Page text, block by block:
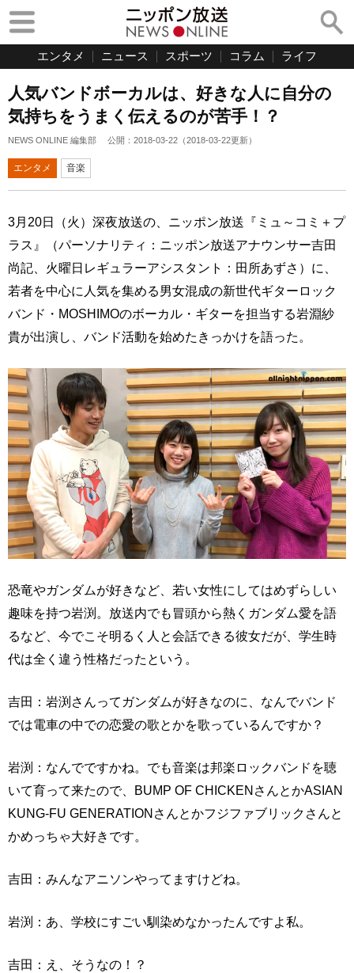
エンタメ ニュース スポーツ コラム ライフ
人気バンドボーカルは、好きな人に自分の
気持ちをうまく伝えるのが苦手！？
NEWS ONLINE 編集部 公開： 2018-03-22 （2018-03-22更新）
エンタメ 音楽
3月20日（火）深夜放送の、ニッポン放送『ミュ～コミ＋プ
ラス』（パーソナリティ：ニッポン放送アナウンサー吉田
尚記、火曜日レギュラーアシスタント：田所あずさ）に、
若者を中心に人気を集める男女混成の新世代ギターロック
バンド・MOSHIMOのボーカル・ギターを担当する岩淵紗
貴が出演し、バンド活動を始めたきっかけを語った。
恐竜やガンダムが好きなど、若い女性にしてはめずらしい
趣味を持つ岩渕。放送内でも冒頭から熱くガンダム愛を語
るなど、今でこそ明るく人と会話できる彼女だが、学生時
代は全く違う性格だったという。
吉田：岩渕さんってガンダムが好きなのに、なんでバンド
では電車の中での恋愛の歌とかを歌っているんですか？
岩渕：なんでですかね。でも音楽は邦楽ロックバンドを聴
いて育って来たので、BUMP OF CHICKENさんとかASIAN
KUNG-FU GENERATIONさんとかフジファブリックさんと
かめっちゃ大好きです。
吉田：みんなアニソンやってますけどね。
岩渕：あ、学校にすごい馴染めなかったんですよ私。
吉田：え、そうなの！？